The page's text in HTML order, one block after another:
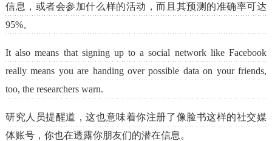
信息，或者会参加什么样的活动，而且其预测的准确率可达
95%。
It also means that signing up to a social network like Facebook
really means you are handing over possible data on your friends,
too, the researchers warn.
研究人员提醒道，这也意味着你注册了像脸书这样的社交媒
体账号，你也在透露你朋友们的潜在信息。